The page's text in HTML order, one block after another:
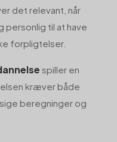
det relevant, når
personlig til at have
forpligtelser.
spiller en
kræver både
beregninger og